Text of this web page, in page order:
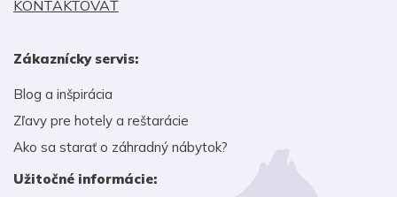
Užitočné informácie:
Zákaznícky servis:
Blog a inšpirácia
Zľavy pre hotely a reštarácie
Ako sa starať o záhradný nábytok?
KONTAKTOVAŤ